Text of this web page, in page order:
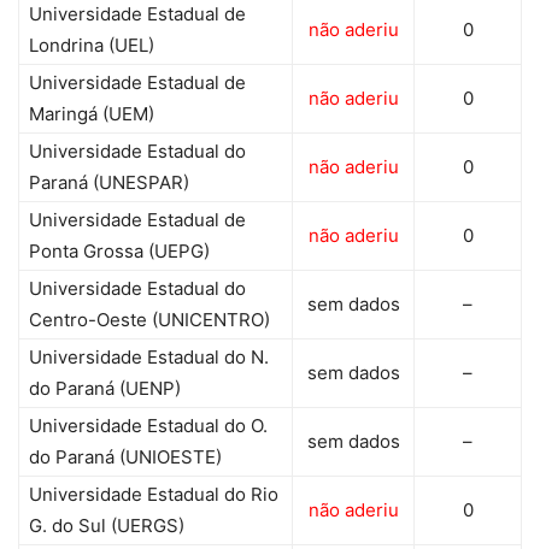
Universidade Estadual de
Londrina (UEL)
não aderiu 0
Universidade Estadual de
Maringá (UEM)
não aderiu 0
Universidade Estadual do
Paraná (UNESPAR)
não aderiu 0
Universidade Estadual de
Ponta Grossa (UEPG)
não aderiu 0
Universidade Estadual do
Centro-Oeste (UNICENTRO)
sem dados –
Universidade Estadual do N.
do Paraná (UENP)
sem dados –
Universidade Estadual do O.
do Paraná (UNIOESTE)
sem dados –
Universidade Estadual do Rio
G. do Sul (UERGS)
não aderiu 0